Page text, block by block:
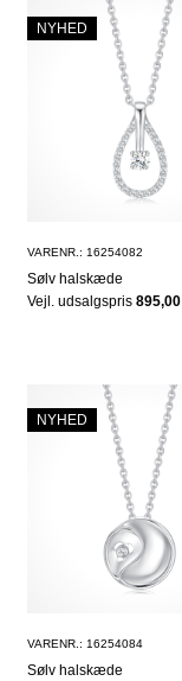
NYHED
VARENR.: 16254082
Sølv halskæde
Vejl. udsalgspris 895,00
NYHED
VARENR.: 16254084
Sølv halskæde